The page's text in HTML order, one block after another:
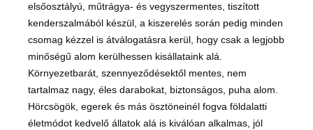
elsőosztályú, műtrágya- és vegyszermentes, tiszított
kenderszalmából készül, a kiszerelés során pedig minden
csomag kézzel is átválogatásra kerül, hogy csak a legjobb
minőségű alom kerülhessen kisállataink alá.
Környezetbarát, szennyeződésektől mentes, nem
tartalmaz nagy, éles darabokat, biztonságos, puha alom.
Hörcsögök, egerek és más ösztöneinél fogva földalatti
életmódot kedvelő állatok alá is kiválóan alkalmas, jól